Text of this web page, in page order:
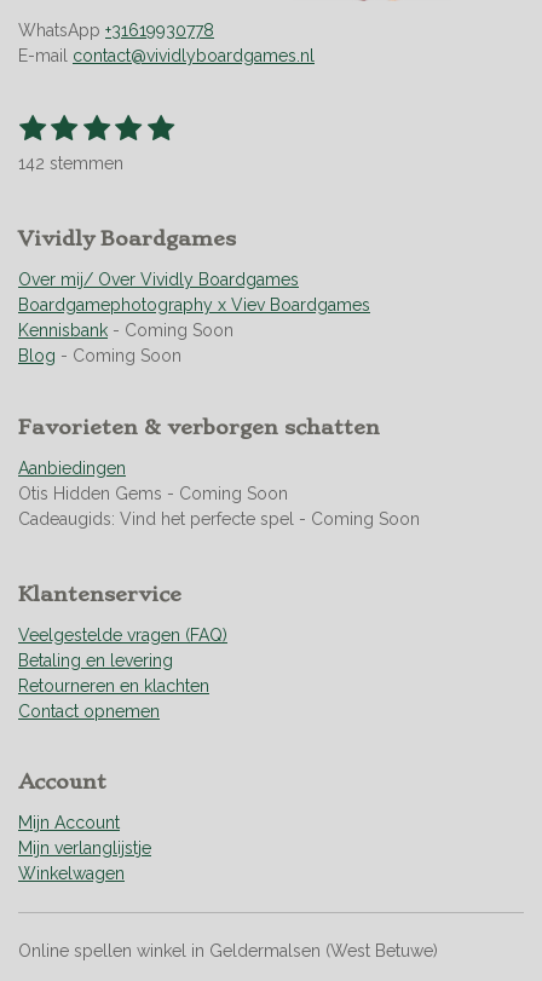
WhatsApp +31619930778
E-mail contact@vividlyboardgames.nl
R
n
g
:
4
.
9
7
0
4
2
3
2
1
s
t
r
e
n
1
s
r
2
s
r
r
e
n
3
s
r
r
e
n
4
s
r
r
e
n
5
r
r
e
n
S
n
142 stemmen
Vividly Boardgames
Over mij/ Over Vividly Boardgames
Boardgamephotography x Viev Boardgames
Kennisbank - Coming Soon
Blog - Coming Soon
Favorieten & verborgen schatten
Aanbiedingen
Otis Hidden Gems - Coming Soon
Cadeaugids: Vind het perfecte spel - Coming Soon
Klantenservice
Veelgestelde vragen (FAQ)
Betaling en levering
Retourneren en klachten
Contact opnemen
Account
Mijn Account
Mijn verlanglijstje
Winkelwagen
Online spellen winkel in Geldermalsen (West Betuwe)